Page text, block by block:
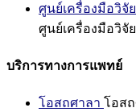
ศูนย์เครื่องมือวิจั
ศูนย์เครื่องมือวิจั
บริการทางการแพทย์
โอสถศาลา โอส